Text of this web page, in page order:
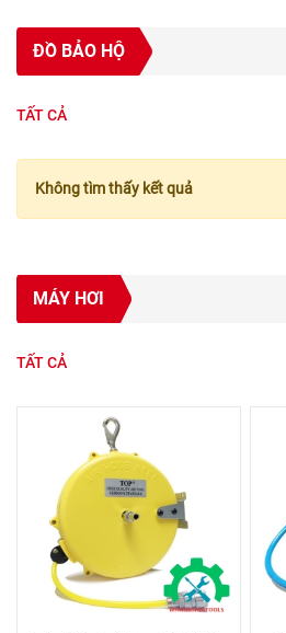
ĐỒ BẢO HỘ
TẤT CẢ
Không tìm thấy kết quả
MÁY HƠI
TẤT CẢ